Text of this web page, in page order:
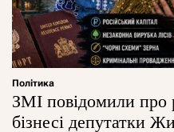
Політика
ЗМІ повідомили про
бізнесі депутатки